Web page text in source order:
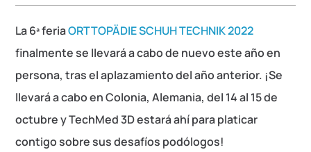
La 6ª feriaORTTOPÄDIE SCHUH TECHNIK 2022
finalmente se llevará a cabo de nuevo este año en
persona, tras el aplazamiento del año anterior. ¡Se
llevará a cabo en Colonia, Alemania, del 14 al 15 de
octubre y TechMed 3D estará ahí para platicar
contigo sobre sus desafíos podólogos!